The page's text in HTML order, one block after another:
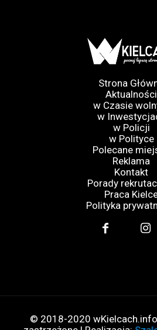
Strona
Aktualności
w Czasie
w
w Policji
w Polityce
Polecane
Reklama
Kontakt
Porady
Praca
Polityka
© 2018-2020